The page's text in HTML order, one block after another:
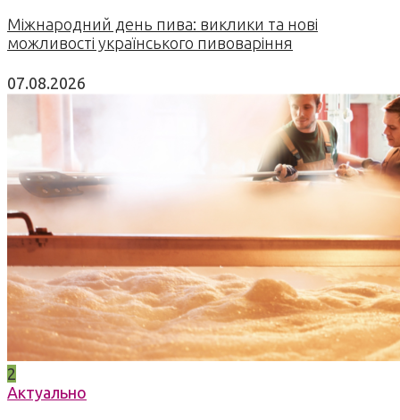
Міжнародний день пива: виклики та нові
можливості українського пивоваріння
07.08.2026
2
Актуально